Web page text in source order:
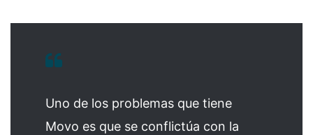
Uno de los problemas que tiene
Movo es que se conflictúa con la